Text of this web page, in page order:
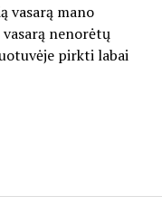
vasarą mano
nenorėtų
pirkti labai